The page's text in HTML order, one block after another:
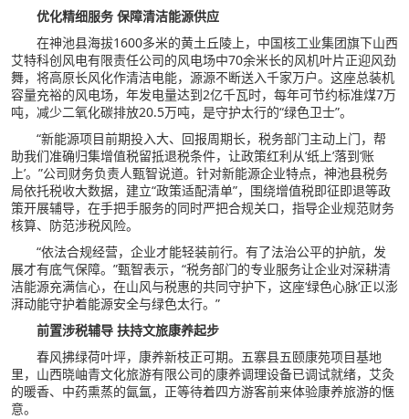
优化精细服务 保障清洁能源供应
在神池县海拔1600多米的黄土丘陵上，中国核工业集团旗下山西
艾特科创风电有限责任公司的风电场中70余米长的风机叶片正迎风劲
舞，将高原长风化作清洁电能，源源不断送入千家万户。这座总装机
容量充裕的风电场，年发电量达到2亿千瓦时，每年可节约标准煤7万
吨，减少二氧化碳排放20.5万吨，是守护太行的“绿色卫士”。
“新能源项目前期投入大、回报周期长，税务部门主动上门，帮
助我们准确归集增值税留抵退税条件，让政策红利从‘纸上’落到‘账
上’。”公司财务负责人甄智说道。针对新能源企业特点，神池县税务
局依托税收大数据，建立“政策适配清单”，围绕增值税即征即退等政
策开展辅导，在手把手服务的同时严把合规关口，指导企业规范财务
核算、防范涉税风险。
“依法合规经营，企业才能轻装前行。有了法治公平的护航，发
展才有底气保障。”甄智表示，“税务部门的专业服务让企业对深耕清
洁能源充满信心，在山风与税惠的共同守护下，这座‘绿色心脉’正以澎
湃动能守护着能源安全与绿色太行。”
前置涉税辅导 扶持文旅康养起步
春风拂绿荷叶坪，康养新枝正可期。五寨县五颐康苑项目基地
里，山西晓岫青文化旅游有限公司的康养调理设备已调试就绪，艾灸
的暖香、中药熏蒸的氤氲，正等待着四方游客前来体验康养旅游的惬
意。